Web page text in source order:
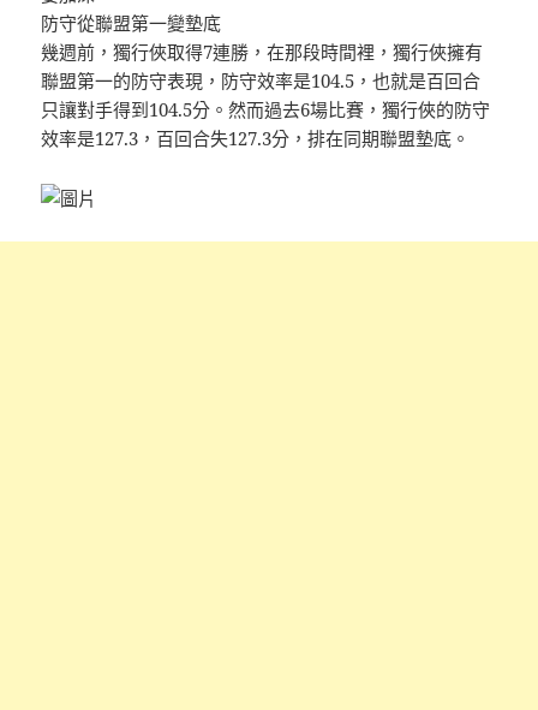
防守從聯盟第一變墊底
幾週前，獨行俠取得7連勝，在那段時間裡，獨行俠擁有
聯盟第一的防守表現，防守效率是104.5，也就是百回合
只讓對手得到104.5分。然而過去6場比賽，獨行俠的防守
效率是127.3，百回合失127.3分，排在同期聯盟墊底。